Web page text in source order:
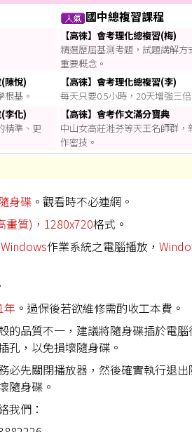
國中總複習課程
【高徠】會考理化總複習(梅)
精選歷屆基測考題，試題講解方
重要概念。
(陳悅)
根基。
【高徠】會考理化總複習(李)
每天只要0.5小時，20天增強三
(李化)
精準、更
【高徠】會考作文滿分寶典
中山女高莊溎芬等天王名師群，
作密技。
身碟。觀看時不必連網。
畫質)，1280x720格式。
作業系統之電腦播放，
年 。過保後若欲維修需酌收工本費。
的品質不一，建議將隨身碟插於電腦
孔，以免損壞隨身碟。
必先關閉播放器，然後確實執行退出
隨身碟。
我們：